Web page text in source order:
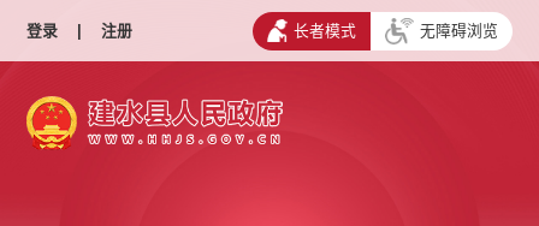
登录 | 注册 长者模式 无障碍浏览